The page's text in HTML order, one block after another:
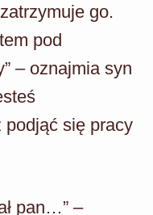
go.
pod
– oznajmia syn
podjąć się pracy
pan…” –